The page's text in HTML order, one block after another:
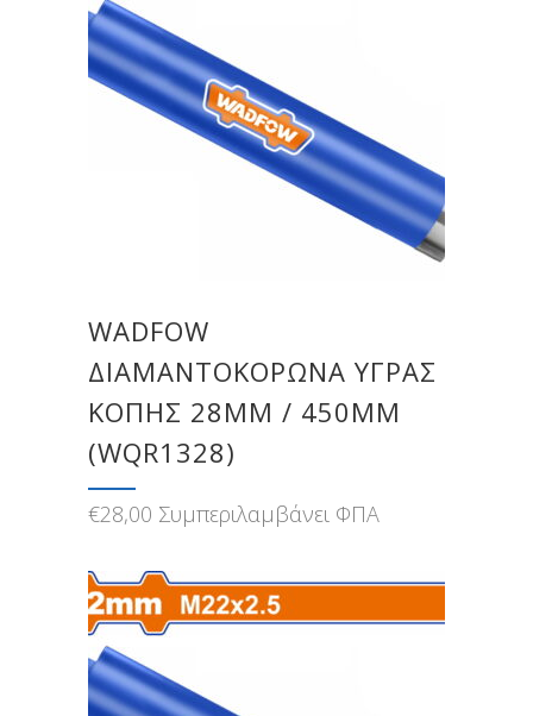
WADFOW
ΔΙΑΜΑΝΤΟΚΟΡΩΝΑ ΥΓΡΑΣ
ΚΟΠΗΣ 28MM / 450MM
(WQR1328)
€28,00 Συμπεριλαμβάνει ΦΠΑ